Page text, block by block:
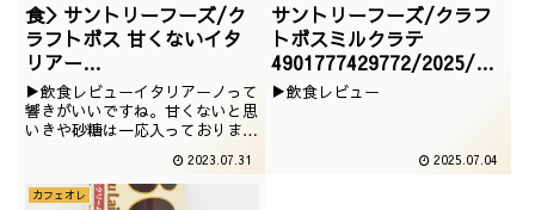
食＞サントリーフーズ/ク
ラフトボス 甘くないイタ
リアー
ノ/4901777391543/2023
/06/21
▶飲食レビューイタリアーノって
響きがいいですね。甘くないと思
いきや砂糖は一応入っておりま
2023.07.31
サントリーフーズ/クラフ
トボスミルクラテ
4901777429772/2025/04
/28
▶飲食レビュー
2025.07.04
カフェオレ